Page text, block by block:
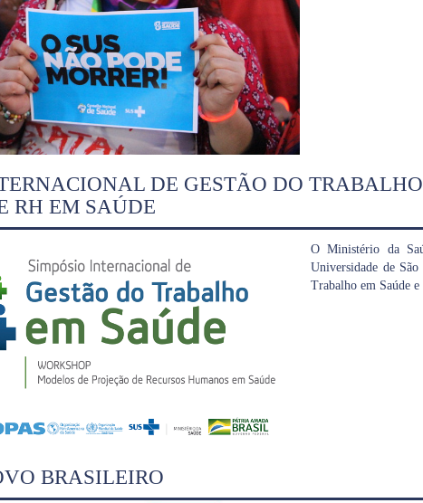
DE GESTÃO DO
RH EM SAÚDE
O Ministério da
Universidade de
Trabalho em Saúde
BRASILEIRO